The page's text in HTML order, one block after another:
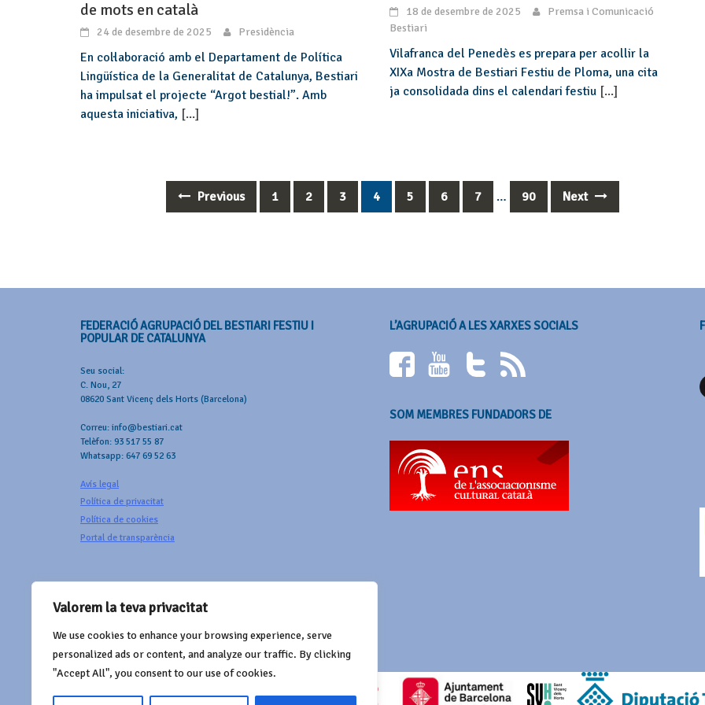
Valorem la teva privacitat
We use cookies to enhance your browsing experience, serve
personalized ads or content, and analyze our traffic. By clicking
"Accept All", you consent to our use of cookies.
de mots en català
24 de desembre de 2025 Presidència
En col·laboració amb el Departament de Política
Lingüística de la Generalitat de Catalunya, Bestiari
ha impulsat el projecte “Argot bestial!”. Amb
aquesta iniciativa, [...]
18 de desembre de 2025
Premsa i Comunicació
Bestiari
Vilafranca del Penedès es prepara per acollir la
XIXa Mostra de Bestiari Festiu de Ploma, una cita
ja consolidada dins el calendari festiu [...]
Previous 1 2 3 4 5 6 7 … 90 Next
FEDERACIÓ AGRUPACIÓ DEL BESTIARI FESTIU I
POPULAR DE CATALUNYA
Seu social:
C. Nou, 27
08620 Sant Vicenç dels Horts (Barcelona)
Correu: info@bestiari.cat
Telèfon: 93 517 55 87
Whatsapp: 647 69 52 63
Avís legal
Política de privacitat
Política de cookies
Portal de transparència
L’AGRUPACIÓ A LES XARXES SOCIALS
SOM MEMBRES FUNDADORS DE